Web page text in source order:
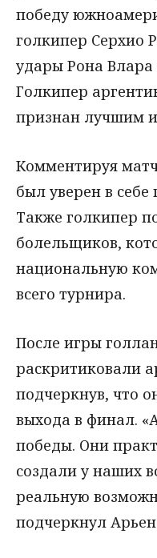
победу
голкипер Серхио
удары Рона Влара
Голкипер
признан лучшим
Комментируя
был уверен в себе
Также голкипер
болельщиков,
национальную
всего турнира.
После игры
раскритиковали
подчеркнув, что
выхода в финал.
победы. Они
создали у наших
реальную
подчеркнул